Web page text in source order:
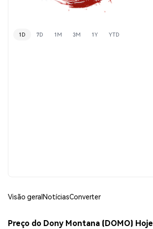
1D 7D 1M 3M 1Y YTD
Visão geralNotíciasConverter
Preço do Dony Montana (DOMO) Hoje